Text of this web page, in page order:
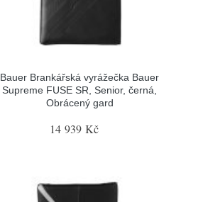
Bauer Brankářská vyrážečka Bauer
Supreme FUSE SR, Senior, černá,
Obrácený gard
14 939 Kč